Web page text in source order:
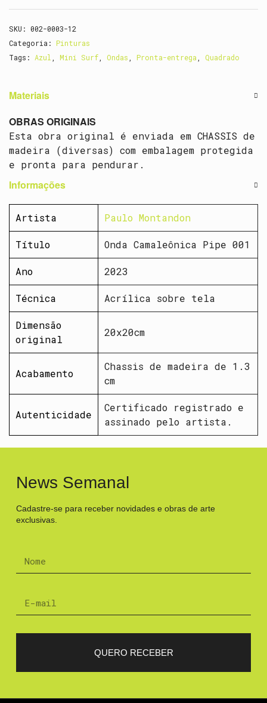
SKU: 002-0003-12
Categoria: Pinturas
Tags: Azul Mini Surf Ondas Pronta-entrega Quadrado
Materiais
OBRAS ORIGINAIS
Esta obra original é enviada em CHASSIS de
madeira (diversas) com embalagem protegida
e pronta para pendurar.
Informações
Artista Paulo Montandon
Título Onda Camaleônica Pipe 001
Ano 2023
Técnica Acrílica sobre tela
Dimensão
original
20x20cm
Acabamento
Chassis de madeira de 1.3
cm
Autenticidade
Certificado registrado e
assinado pelo artista.
News Semanal
Cadastre-se para receber novidades e obras de arte
exclusivas.
QUERO RECEBER